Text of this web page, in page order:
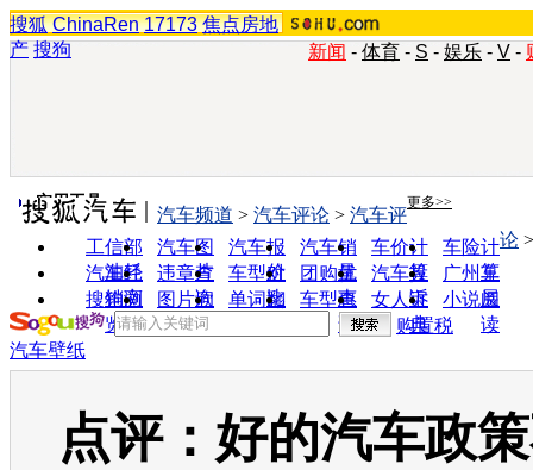
搜狐 ChinaRen 17173 焦点房地
产 搜狗 新闻 - 体育 - S - 娱乐 - V -
实用工具 更多>>
工信部
油耗
汽车图
片
汽车报
价
汽车销
量
车价计
算
车险计
算
汽车经
销商
违章查
询
车型对
比
团购优
惠
汽车投
诉
广州车
展
搜狗浏
览器
图片欣
赏
单词翻
车型查
询
女人宝
典
小说阅
读
汽车频道 > 汽车评论 > 汽车评
论
购置税
汽车壁纸
点评：好的汽车政